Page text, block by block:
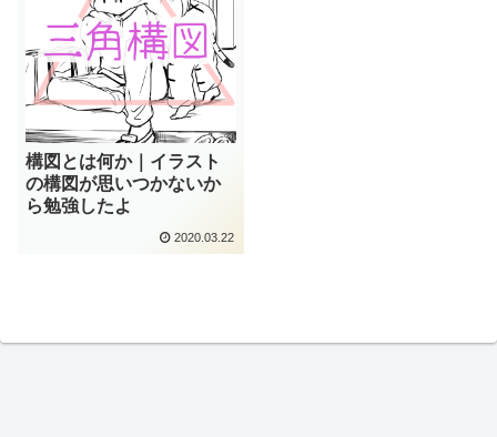
構図とは何か｜イラスト
の構図が思いつかないか
ら勉強したよ
2020.03.22